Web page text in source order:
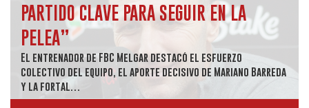
PARTIDO CLAVE PARA SEGUIR EN LA
PELEA”
El entrenador de FBC Melgar destacó el esfuerzo
colectivo del equipo, el aporte decisivo de Mariano Barreda
y la fortal…